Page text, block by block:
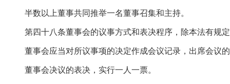
半数以上董事共同推举一名董事召集和主持。
第四十八条董事会的议事方式和表决程序，除本法有规
董事会应当对所议事项的决定作成会议记录，出席会议
董事会决议的表决，实行一人一票。